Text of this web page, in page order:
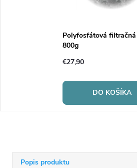
Popis produktu
Polyfosfátová
800g
€27,90
DO KOŠÍKA